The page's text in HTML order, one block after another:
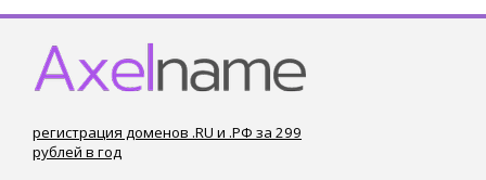
регистрация доменов .RU и .РФ за 299
рублей в год